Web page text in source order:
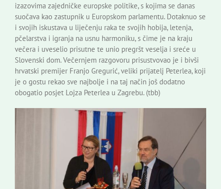
izazovima zajedničke europske politike, s kojima se danas
suočava kao zastupnik u Europskom parlamentu. Dotaknuo se
i svojih iskustava u liječenju raka te svojih hobija, letenja,
pčelarstva i igranja na usnu harmoniku, s čime je na kraju
večera i uveselio prisutne te unio pregršt veselja i sreće u
Slovenski dom. Večernjem razgovoru prisustvovao je i bivši
hrvatski premijer Franjo Gregurić, veliki prijatelj Peterlea, koji
je o gostu rekao sve najbolje i na taj način još dodatno
obogatio posjet Lojza Peterlea u Zagrebu. (tbb)